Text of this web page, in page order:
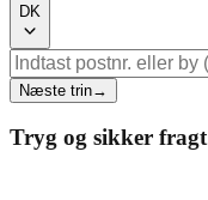
DK
Næste trin→
Tryg og sikker fragt